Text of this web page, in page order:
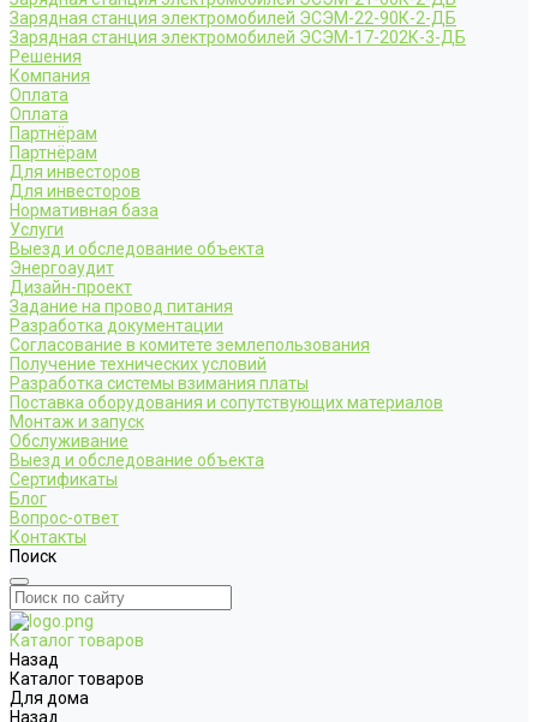
Зарядная станция электромобилей ЭСЭМ-22-90К-2-ДБ
Зарядная станция электромобилей ЭСЭМ-17-202К-3-ДБ
Решения
Компания
Оплата
Оплата
Партнёрам
Партнёрам
Для инвесторов
Для инвесторов
Нормативная база
Услуги
Выезд и обследование объекта
Энергоаудит
Дизайн-проект
Задание на провод питания
Разработка документации
Согласование в комитете землепользования
Получение технических условий
Разработка системы взимания платы
Поставка оборудования и сопутствующих материалов
Монтаж и запуск
Обслуживание
Выезд и обследование объекта
Сертификаты
Блог
Вопрос-ответ
Контакты
Поиск
Каталог товаров
Назад
Каталог товаров
Для дома
Назад